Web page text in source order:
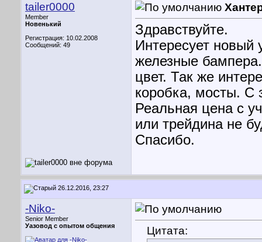
tailer0000
Member
Новенький
Регистрация: 10.02.2008
Сообщений: 49
Здравствуйте.
Интересует новый
железные
цвет. Так же
коробка, мосты. С
Реальная цена с
или трейдина не
Спасибо.
26.12.2016, 23:27
-Niko-
Senior Member
Уазовод с опытом общения
Цитата: